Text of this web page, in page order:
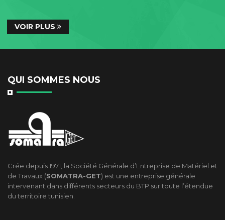
VOIR PLUS
QUI SOMMES NOUS
Crée depuis 1971, la Société Générale d’Entreprise de Matériel et
de Travaux (SOMATRA-GET) est une entreprise générale
intervenant dans différents secteurs du BTP sur toute l’étendue
du territoire tunisien.